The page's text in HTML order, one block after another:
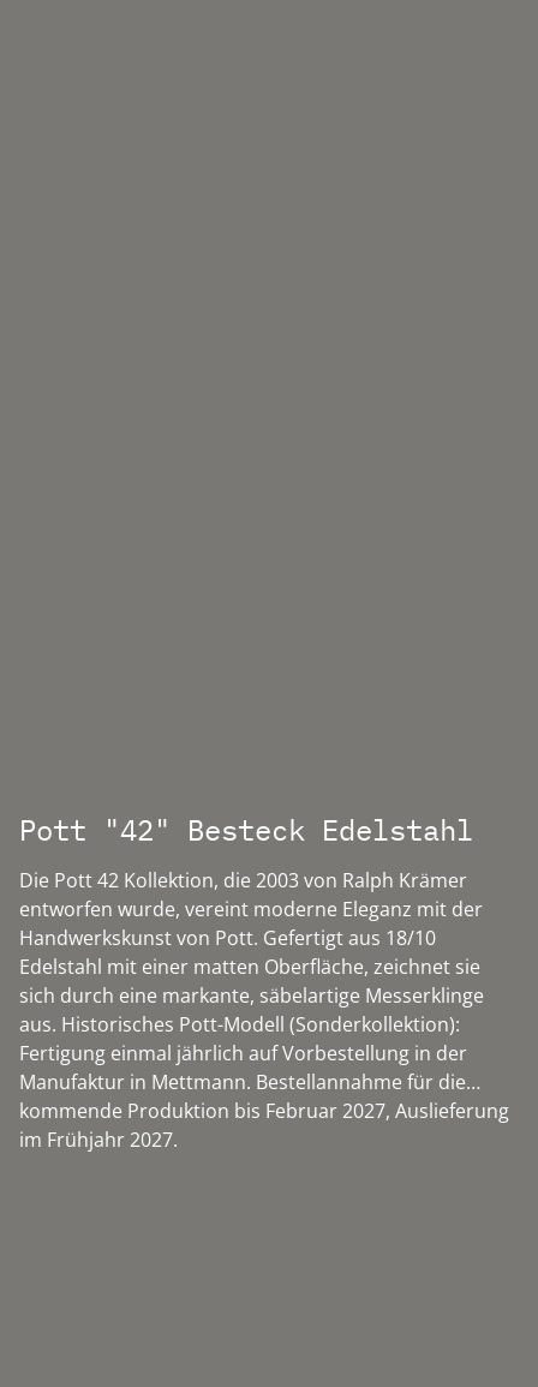
Pott "42" Besteck Edelstahl
Die Pott 42 Kollektion, die 2003 von Ralph Krämer
entworfen wurde, vereint moderne Eleganz mit der
Handwerkskunst von Pott. Gefertigt aus 18/10
Edelstahl mit einer matten Oberfläche, zeichnet sie
sich durch eine markante, säbelartige Messerklinge
aus. Historisches Pott-Modell (Sonderkollektion):
Fertigung einmal jährlich auf Vorbestellung in der
Manufaktur in Mettmann. Bestellannahme für die
kommende Produktion bis Februar 2027, Auslieferung
im Frühjahr 2027.